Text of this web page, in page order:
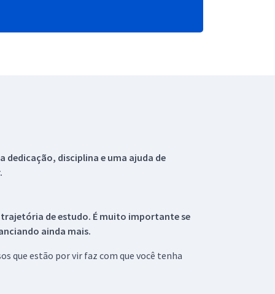
dedicação, disciplina e uma ajuda de
de estudo. É muito importante se
ainda mais.
que estão por vir faz com que você tenha